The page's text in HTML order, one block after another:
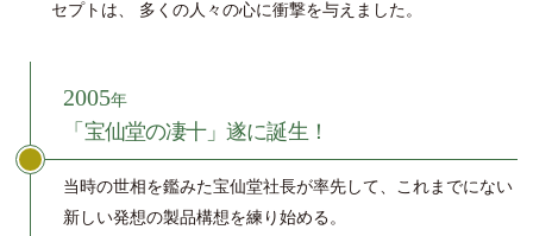
セプトは、
多くの人々の心に衝撃を与えました。
2005年
「宝仙堂の凄十」遂に誕生！
当時の世相を鑑みた宝仙堂社長が率先して、これまでにない
新しい発想の製品構想を練り始める。